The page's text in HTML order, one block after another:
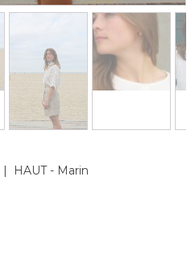
| HAUT - Marin